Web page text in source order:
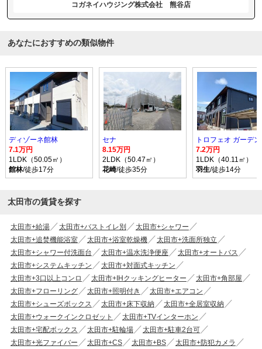
コガネイハウジング株式会社 熊谷店
あなたにおすすめの類似物件
ディゾーネ館林
7.1万円
1LDK（50.05㎡）
館林/徒歩17分
セナ
8.15万円
2LDK（50.47㎡）
花崎/徒歩35分
トロフェオ ガーデン
7.2万円
1LDK（40.11㎡）
羽生/徒歩14分
太田市の賃貸を探す
太田市+給湯 太田市+バストイレ別
太田市+シャワー
太田市+追焚機能浴室
太田市+浴室乾燥機
太田市+洗面所独立
太田市+シャワー付洗面台
太田市+温水洗浄便座
太田市+オートバス
太田市+システムキッチン
太田市+対面式キッチン
太田市+3口以上コンロ
太田市+IHクッキングヒーター
太田市+角部屋
太田市+フローリング
太田市+照明付き
太田市+エアコン
太田市+シューズボックス
太田市+床下収納
太田市+全居室収納
太田市+ウォークインクロゼット
太田市+TVインターホン
太田市+宅配ボックス
太田市+駐輪場
太田市+駐車2台可
太田市+光ファイバー
太田市+CS 太田市+BS
太田市+防犯カメラ